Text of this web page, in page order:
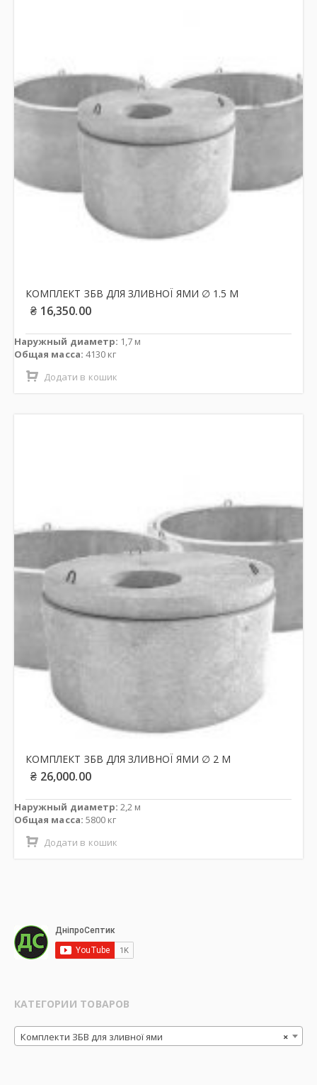
КОМПЛЕКТ ЗБВ ДЛЯ ЗЛИВНОЇ ЯМИ ∅ 1.5 М
₴ 16,350.00
Наружный диаметр: 1,7 м
Общая масса: 4130 кг
Додати в кошик
КОМПЛЕКТ ЗБВ ДЛЯ ЗЛИВНОЇ ЯМИ ∅ 2 М
₴ 26,000.00
Наружный диаметр: 2,2 м
Общая масса: 5800 кг
Додати в кошик
КАТЕГОРИИ ТОВАРОВ
×
Комплекти ЗБВ для зливної ями